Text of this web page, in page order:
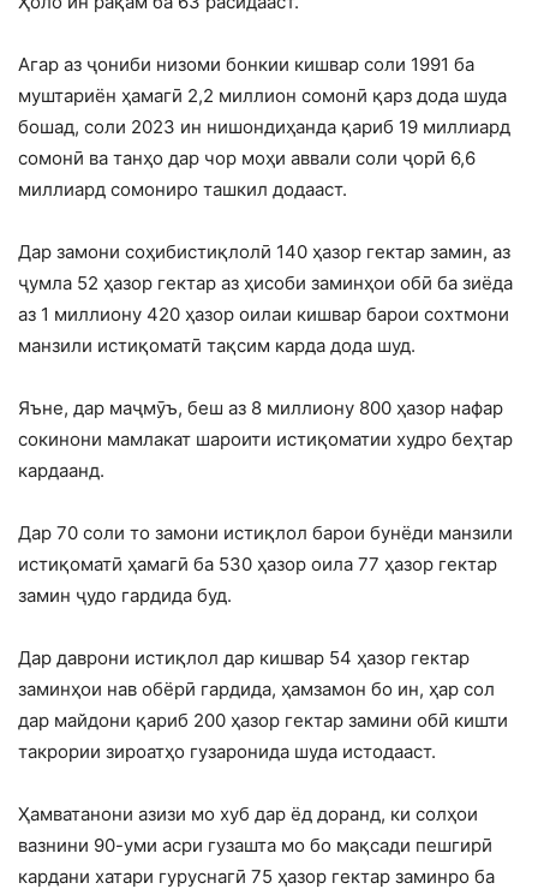
Агар аз ҷониби низоми бонкии кишвар соли 1991 ба
муштариён ҳамагӣ 2,2 миллион сомонӣ қарз дода шуда
бошад, соли 2023 ин нишондиҳанда қариб 19 миллиард
сомонӣ ва танҳо дар чор моҳи аввали соли ҷорӣ 6,6
миллиард сомониро ташкил додааст.
Дар замони соҳибистиқлолӣ 140 ҳазор гектар замин, аз
ҷумла 52 ҳазор гектар аз ҳисоби заминҳои обӣ ба зиёда
аз 1 миллиону 420 ҳазор оилаи кишвар барои сохтмони
манзили истиқоматӣ тақсим карда дода шуд.
Яъне, дар маҷмӯъ, беш аз 8 миллиону 800 ҳазор нафар
сокинони мамлакат шароити истиқоматии худро беҳтар
кардаанд.
Дар 70 соли то замони истиқлол барои бунёди манзили
истиқоматӣ ҳамагӣ ба 530 ҳазор оила 77 ҳазор гектар
замин ҷудо гардида буд.
Дар даврони истиқлол дар кишвар 54 ҳазор гектар
заминҳои нав обёрӣ гардида, ҳамзамон бо ин, ҳар сол
дар майдони қариб 200 ҳазор гектар замини обӣ кишти
такрории зироатҳо гузаронида шуда истодааст.
Ҳамватанони азизи мо хуб дар ёд доранд, ки солҳои
вазнини 90-уми асри гузашта мо бо мақсади пешгирӣ
кардани хатари гуруснагӣ 75 ҳазор гектар заминро ба